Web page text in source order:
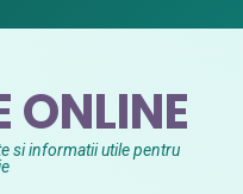
ONLINE
si informatii utile pentru